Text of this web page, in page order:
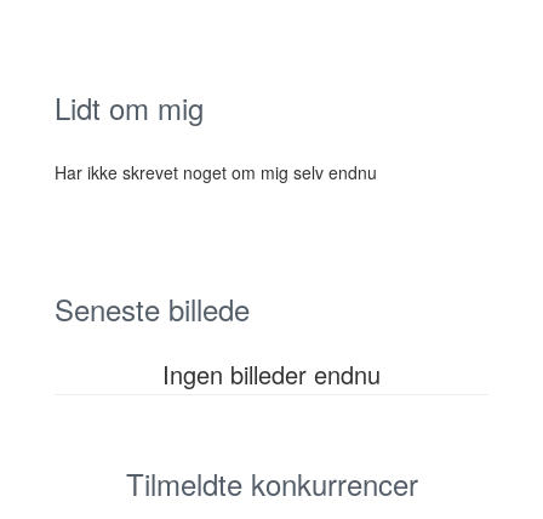
Lidt om mig
Har ikke skrevet noget om mig selv endnu
Seneste billede
Ingen billeder endnu
Tilmeldte konkurrencer